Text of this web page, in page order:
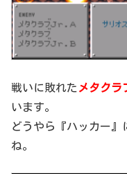
戦いに敗れた メタクラ
います。
どうやら『ハッカー』
ね。